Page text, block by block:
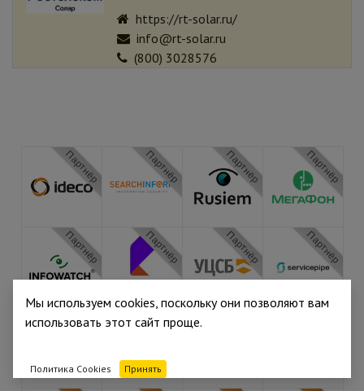
https://rt-solar.ru/
info@rt-solar.ru
(800) 3028576
Партнёр Партнёр Партнёр Партнёр
Партнёр Партнёр Партнёр Партнёр
Партнёр Партнёр
Мы используем cookies, поскольку они позволяют вам
использовать этот сайт проще.
Политика Cookies Принять